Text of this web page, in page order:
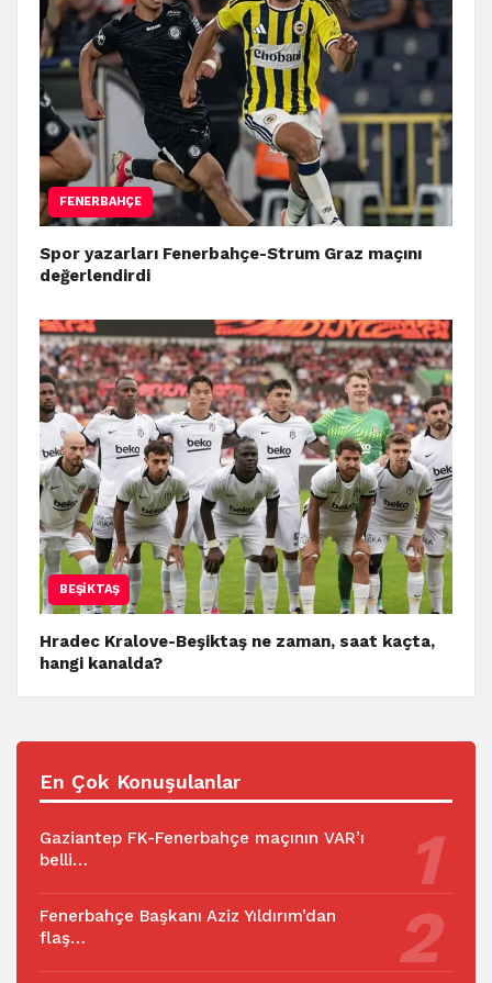
FENERBAHÇE
Spor yazarları Fenerbahçe-Strum Graz maçını
değerlendirdi
BEŞIKTAŞ
Hradec Kralove-Beşiktaş ne zaman, saat kaçta,
hangi kanalda?
En Çok Konuşulanlar
Gaziantep FK-Fenerbahçe maçının VAR’ı
belli…
Fenerbahçe Başkanı Aziz Yıldırım’dan
flaş…